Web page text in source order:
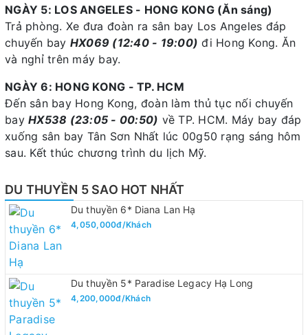
NGÀY 5: LOS ANGELES - HONG KONG (Ăn sáng)
Trả phòng. Xe đưa đoàn ra sân bay Los Angeles đáp
chuyến bay HX069 (12:40 - 19:00) đi Hong Kong. Ăn
và nghỉ trên máy bay.
NGÀY 6: HONG KONG - TP. HCM
Đến sân bay Hong Kong, đoàn làm thủ tục nối chuyến
bay HX538 (23:05 - 00:50) về TP. HCM. Máy bay đáp
xuống sân bay Tân Sơn Nhất lúc 00g50 rạng sáng hôm
sau. Kết thúc chương trình du lịch Mỹ.
DU THUYỀN 5 SAO HOT NHẤT
Du thuyền 6* Diana Lan Hạ
4,050,000đ/Khách
Du thuyền 5* Paradise Legacy Hạ Long
4,200,000đ/Khách